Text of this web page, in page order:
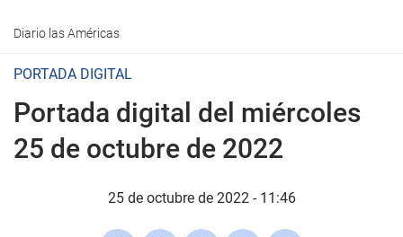
Diario las Américas
PORTADA DIGITAL
Portada digital del miércoles
25 de octubre de 2022
25 de octubre de 2022 - 11:46